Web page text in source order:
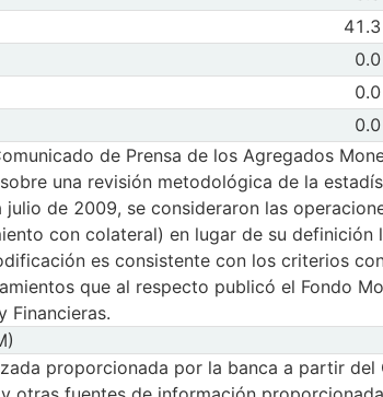
Observaciones de
May 2026
41.3
Observaciones de
May 2026
0.0
Observaciones de
May 2026
0.0
y municipios
Observaciones de
May 2026
0.0
de Prensa de los Agregados
una revisión metodológica de la
de 2009, se consideraron las
con colateral) en lugar de su
es consistente con los criterios
que al respecto publicó el Fondo
Financieras.
proporcionada por la banca a partir